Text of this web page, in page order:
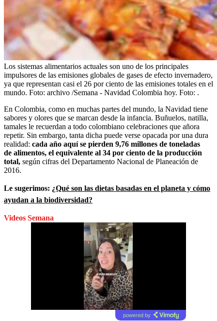
Los sistemas alimentarios actuales son uno de los principales
impulsores de las emisiones globales de gases de efecto invernadero,
ya que representan casi el 26 por ciento de las emisiones totales en el
mundo. Foto: archivo /Semana - Navidad Colombia hoy. Foto: .
En Colombia, como en muchas partes del mundo, la Navidad tiene
sabores y olores que se marcan desde la infancia. Buñuelos, natilla,
tamales le recuerdan a todo colombiano celebraciones que añora
repetir. Sin embargo, tanta dicha puede verse opacada por una dura
realidad: cada año aquí se pierden 9,76 millones de toneladas
de alimentos, el equivalente al 34 por ciento de la producción
total, según cifras del Departamento Nacional de Planeación de
2016.
Le sugerimos: ¿Qué son las dietas basadas en el planeta y cómo
ayudan a la biodiversidad?
Videos Semana
powered by